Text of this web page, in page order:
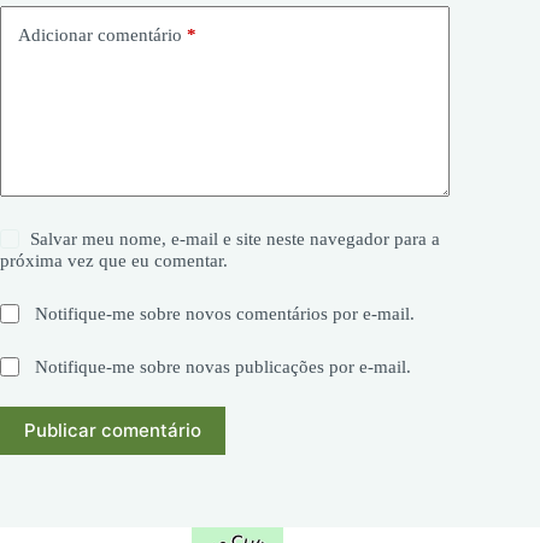
Adicionar comentário *
Salvar meu nome, e-mail e site neste navegador para a
próxima vez que eu comentar.
Notifique-me sobre novos comentários por e-mail.
Notifique-me sobre novas publicações por e-mail.
Publicar comentário